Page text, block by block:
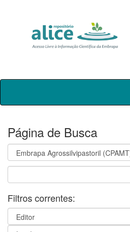
Skip
Página de Busca
Filtros correntes: